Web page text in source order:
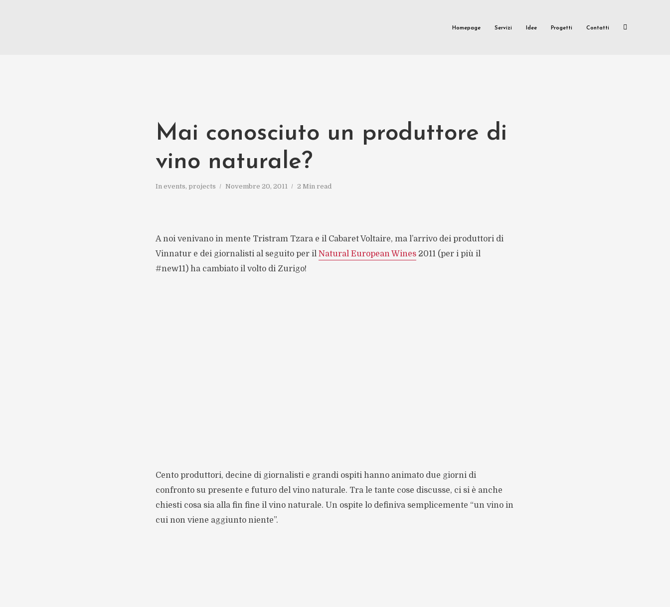
Homepage Servizi Idee Progetti Contatti
Mai conosciuto un produttore di
vino naturale?
In events, projects Novembre 20, 2011 2 Min read
A noi venivano in mente Tristram Tzara e il Cabaret Voltaire, ma l’arrivo dei produttori di
Vinnatur e dei giornalisti al seguito per il Natural European Wines 2011 (per i più il
#new11) ha cambiato il volto di Zurigo!
Cento produttori, decine di giornalisti e grandi ospiti hanno animato due giorni di
confronto su presente e futuro del vino naturale. Tra le tante cose discusse, ci si è anche
chiesti cosa sia alla fin fine il vino naturale. Un ospite lo definiva semplicemente “un vino in
cui non viene aggiunto niente”.